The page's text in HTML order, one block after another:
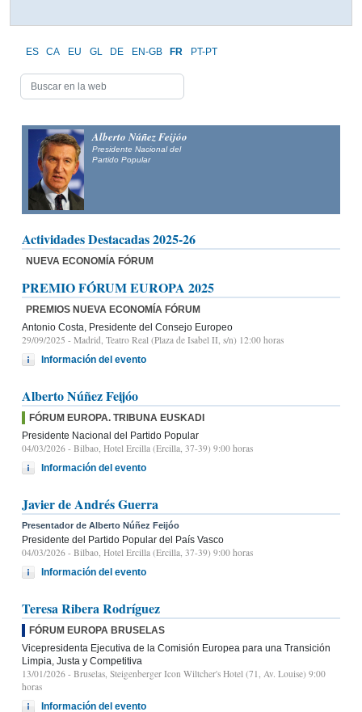
ES CA EU GL DE EN-GB FR PT-PT
Alberto Núñez Feijóo
Presidente Nacional del
Partido Popular
Actividades Destacadas 2025-26
NUEVA ECONOMÍA FÓRUM
PREMIO FÓRUM EUROPA 2025
PREMIOS NUEVA ECONOMÍA FÓRUM
Antonio Costa, Presidente del Consejo Europeo
29/09/2025 - Madrid, Teatro Real (Plaza de Isabel II, s/n) 12:00 horas
Información del evento
Alberto Núñez Feijóo
FÓRUM EUROPA. TRIBUNA EUSKADI
Presidente Nacional del Partido Popular
04/03/2026 - Bilbao, Hotel Ercilla (Ercilla, 37-39) 9:00 horas
Información del evento
Javier de Andrés Guerra
Presentador de Alberto Núñez Feijóo
Presidente del Partido Popular del País Vasco
04/03/2026 - Bilbao, Hotel Ercilla (Ercilla, 37-39) 9:00 horas
Información del evento
Teresa Ribera Rodríguez
FÓRUM EUROPA BRUSELAS
Vicepresidenta Ejecutiva de la Comisión Europea para una Transición
Limpia, Justa y Competitiva
13/01/2026 - Bruselas, Steigenberger Icon Wiltcher's Hotel (71, Av. Louise) 9:00
horas
Información del evento